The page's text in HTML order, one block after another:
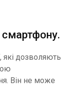
смартфону.
які дозволяють
Він не може